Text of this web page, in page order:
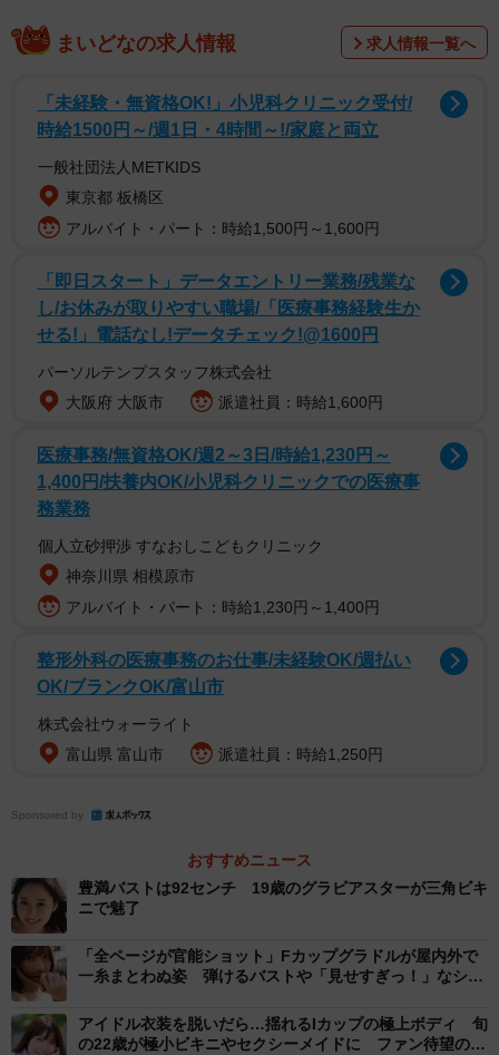
今回公開されたのは、庭園をバックに、縁側で撮影された
カット。エンジ色に花柄があしらわれたレースのランジェ
リーを身にまとい、浴衣がはだけ艶めかしい白肌が露わ
に。髪飾りの紫の花がしっとりしたオトナの色気を際立た
せています。
【葵成美さんプロフィール】
あおいなるみ 25歳 2000年5月20日生まれ 三重県出身
T160B83(F)W55H85 2021年にレースクイーンデビュ
ー。2022年にはSUPER GTのレースクイーンとなり、日本
レースクイーン大賞新人部門で「東京中日スポーツ新人
賞」を受賞した。2023年からは西口プロレスのリングガー
X(@narumi___00)、Instagram(@naruminn21)にて
まいどなの求人情報 求人情報一覧へ
「未経験・無資格OK!」小児科クリニック受付/
時給1500円～/週1日・4時間～!/家庭と両立
一般社団法人METKIDS
東京都 板橋区
アルバイト・パート：時給1,500円～1,600円
「即日スタート」データエントリー業務/残業な
し/お休みが取りやすい職場/「医療事務経験生か
せる!」電話なし!データチェック!@1600円
パーソルテンプスタッフ株式会社
大阪府 大阪市
派遣社員：時給1,600円
医療事務/無資格OK/週2～3日/時給1,230円～
1,400円/扶養内OK/小児科クリニックでの医療事
務業務
個人立砂押渉 すなおしこどもクリニック
神奈川県 相模原市
アルバイト・パート：時給1,230円～1,400円
整形外科の医療事務のお仕事/未経験OK/週払い
OK/ブランクOK/富山市
株式会社ウォーライト
富山県 富山市
派遣社員：時給1,250円
Sponsored by
おすすめニュース
豊満バストは92センチ 19歳のグラビアスターが三角ビキ
ニで魅了
「全ページが官能ショット」Fカップグラドルが屋内外で
一糸まとわぬ姿 弾けるバストや「見せすぎっ！」なシー
アイドル衣装を脱いだら…揺れるIカップの極上ボディ 旬
の22歳が極小ビキニやセクシーメイドに ファン待望の初